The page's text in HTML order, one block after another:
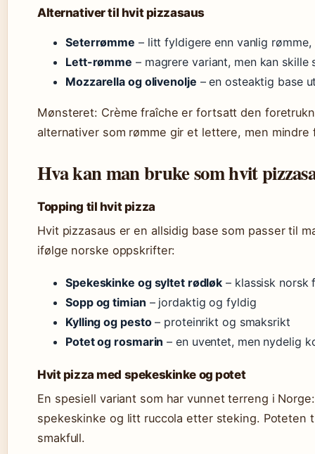
Alternativer til hvit pizzasaus
Seterrømme – litt fyldigere enn vanlig
Lett-rømme – magrere variant, men kan skille
Mozzarella og olivenolje – en osteaktig base
Mønsteret: Crème fraîche er fortsatt den
alternativer som rømme gir et lettere, men mindre
Hva kan man bruke som hvit
Topping til hvit pizza
Hvit pizzasaus er en allsidig base som passer til
ifølge norske oppskrifter:
Spekeskinke og syltet rødløk – klassisk norsk
Sopp og timian – jordaktig og fyldig
Kylling og pesto– proteinrikt og smaksrikt
Potet og rosmarin – en uventet, men nydelig
Hvit pizza med spekeskinke og potet
En spesiell variant som har vunnet terreng i
spekeskinke og litt ruccola etter steking. Poteten
smakfull.